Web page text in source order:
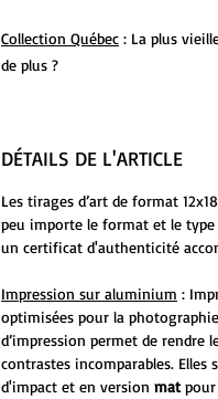
Collection Québec : La plus
de plus ?
DÉTAILS DE L'ARTICLE
Les tirages d’art de format
peu importe le format et le
un certificat d'authenticité
Impression sur aluminium :
optimisées pour la
d’impression permet de rendre
contrastes incomparables. Elles
d'impact et en version mat